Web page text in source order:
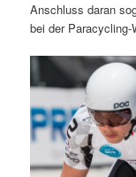
Anschluss daran
bei der